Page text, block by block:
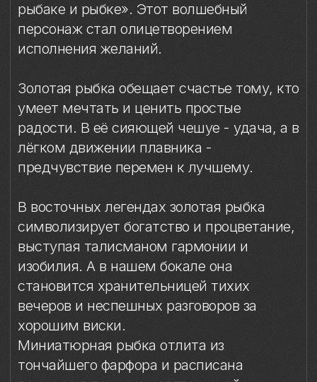
В восточных легендах золотая рыбка
символизирует богатство и процветание,
выступая талисманом гармонии и
становится хранительницей тихих
вечеров и неспешных разговоров за
хорошим виски.
Миниатюрная рыбка отлита из
тончайшего фарфора и расписана
вручную в технике надглазурной
уникальной.
Бокал для виски «Золотая рыбка» -
замечательный подарок для ценителей
эксклюзивных изделий. Он несёт в себе
не только красоту и утончённость ручной
работы, но и кусочек сказки, где заветная
мечта воплощается в жизнь.
Материал: бессвинцовый хрусталь,
фарфор